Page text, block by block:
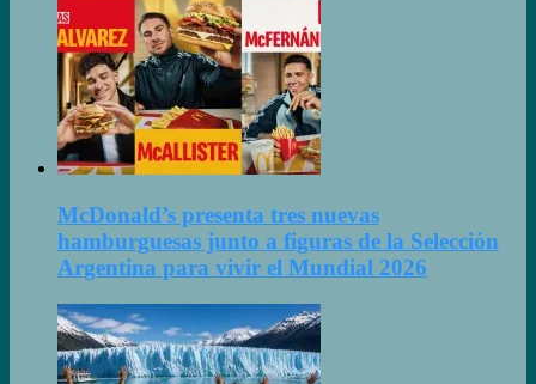
McDonald’s presenta tres nuevas
hamburguesas junto a figuras de la Selección
Argentina para vivir el Mundial 2026